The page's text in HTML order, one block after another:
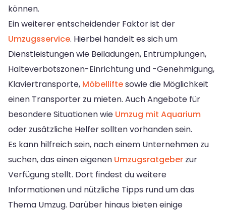
können.
Ein weiterer entscheidender Faktor ist der
Umzugsservice. Hierbei handelt es sich um
Dienstleistungen wie Beiladungen, Entrümplungen,
Halteverbotszonen-Einrichtung und -Genehmigung,
Klaviertransporte, Möbelliftesowie die Möglichkeit
einen Transporter zu mieten. Auch Angebote für
besondere Situationen wie Umzug mit Aquarium
oder zusätzliche Helfer sollten vorhanden sein.
Es kann hilfreich sein, nach einem Unternehmen zu
suchen, das einen eigenen Umzugsratgeber zur
Verfügung stellt. Dort findest du weitere
Informationen und nützliche Tipps rund um das
Thema Umzug. Darüber hinaus bieten einige